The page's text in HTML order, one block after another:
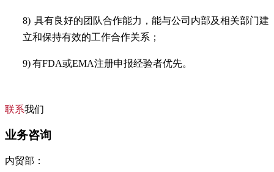
8) 具有良好的团队合作能力，能与公司内部及相关部门建
立和保持有效的工作合作关系；
9)有FDA或EMA注册申报经验者优先。
联系我们
业务咨询
内贸部：